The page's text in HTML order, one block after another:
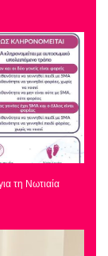
τη Νωτιαία